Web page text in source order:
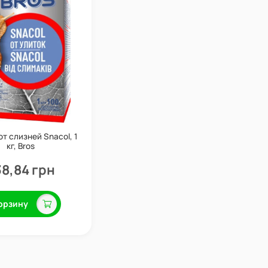
слизней Snacol, 1
кг, Bros
грн